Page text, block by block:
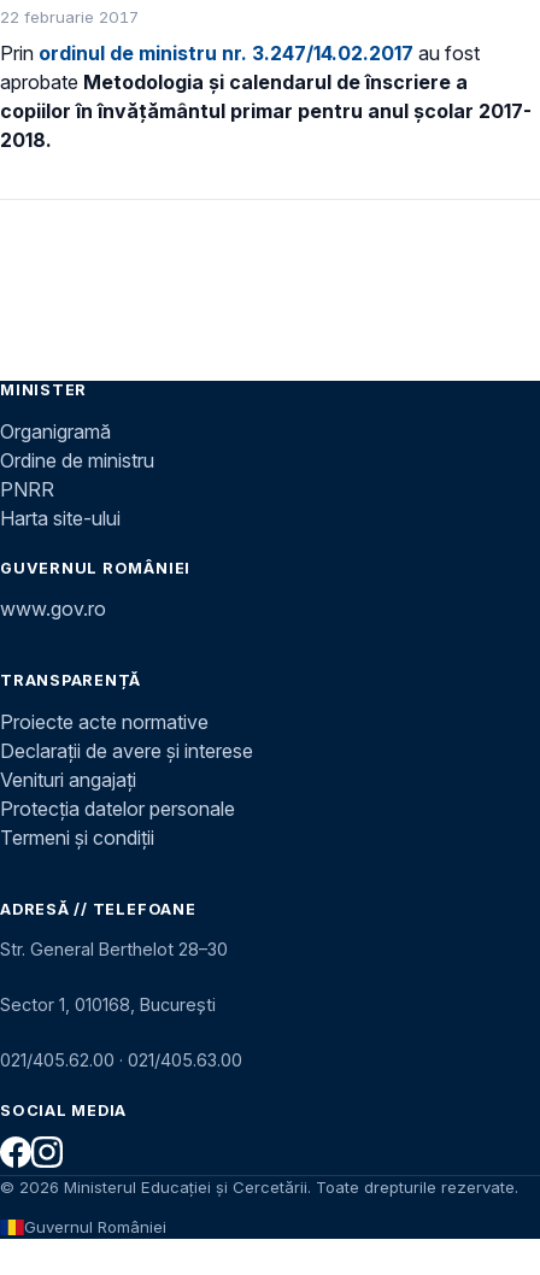
22 februarie 2017
Prin ordinul de ministru nr. 3.247/14.02.2017 au fost
aprobate Metodologia şi calendarul de înscriere a
copiilor în învăţământul primar pentru anul şcolar 2017-
2018.
MINISTER
Organigramă
Ordine de ministru
PNRR
Harta site-ului
GUVERNUL ROMÂNIEI
www.gov.ro
TRANSPARENȚĂ
Proiecte acte normative
Declarații de avere și interese
Venituri angajați
Protecția datelor personale
Termeni și condiții
ADRESĂ // TELEFOANE
Str. General Berthelot 28–30
Sector 1, 010168, București
021/405.62.00 · 021/405.63.00
SOCIAL MEDIA
© 2026 Ministerul Educației și Cercetării. Toate drepturile rezervate.
Guvernul României